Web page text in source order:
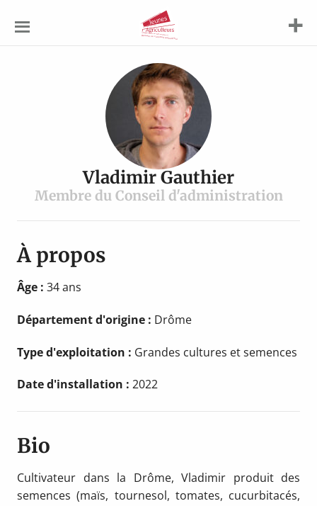
Agriculteurs
Vladimir Gauthier
Membre du Conseil d'administration
À propos
Âge : 34 ans
Département d'origine : Drôme
Type d'exploitation : Grandes cultures et semences
Date d'installation : 2022
Bio
Cultivateur dans la Drôme, Vladimir produit des
semences (maïs, tournesol, tomates, cucurbitacés,